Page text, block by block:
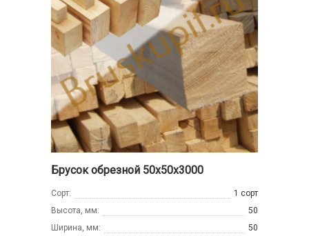
Брусок обрезной 50х50х3000
Сорт:
1 сорт
Высота, мм:
50
Ширина, мм:
50